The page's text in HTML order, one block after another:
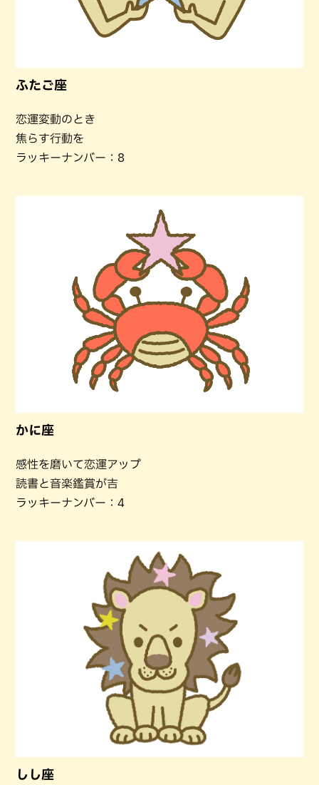
ふたご座
恋運変動のとき
焦らす行動を
ラッキーナンバー：8
かに座
感性を磨いて恋運アップ
読書と音楽鑑賞が吉
ラッキーナンバー：4
しし座